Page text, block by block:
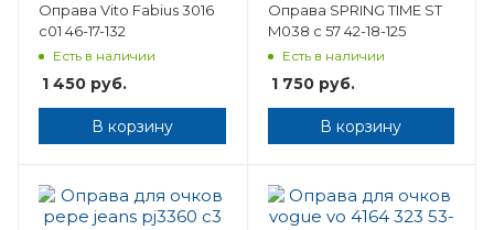
Оправа Vito Fabius 3016
c01 46-17-132
Есть в наличии
1 450 руб.
В корзину
Оправа SPRING TIME ST
M038 с 57 42-18-125
Есть в наличии
1 750руб.
В корзину